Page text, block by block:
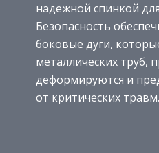
надежной спинкой
Безопасность
боковые дуги,
металлических труб,
деформируются и
от критических травм.